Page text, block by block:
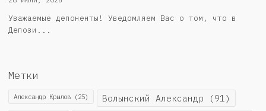
Уважаемые депоненты! Уведомляем Вас о том, что в
Депози...
Метки
Александр Крылов (25) Волынский Александр (91)